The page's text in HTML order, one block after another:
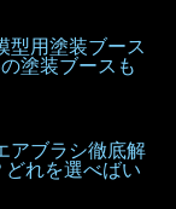
型用塗装ブース
塗装ブースも
アブラシ徹底解
れを選べばい